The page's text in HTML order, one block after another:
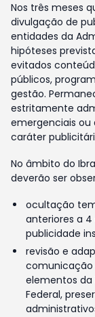
Nos três meses
divulgação de
entidades da
hipóteses
evitados
públicos,
gestão.
estritamente
emergenciais ou
caráter
No âmbito do
deverão ser
ocultação
anteriores a
publicidade
revisão e
comunicação
elementos da
Federal,